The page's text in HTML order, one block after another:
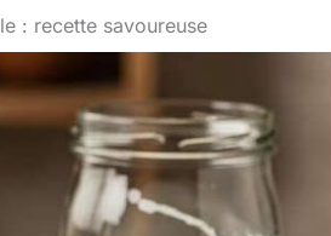
: recette savoureuse